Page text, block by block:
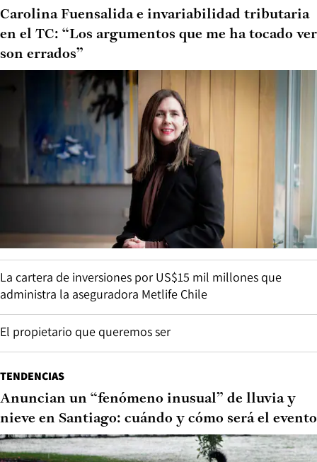
Carolina Fuensalida e invariabilidad tributaria
en el TC: “Los argumentos que me ha tocado ver
son errados”
La cartera de inversiones por US$15 mil millones que
administra la aseguradora Metlife Chile
El propietario que queremos ser
TENDENCIAS
Anuncian un “fenómeno inusual” de lluvia y
nieve en Santiago: cuándo y cómo será el evento